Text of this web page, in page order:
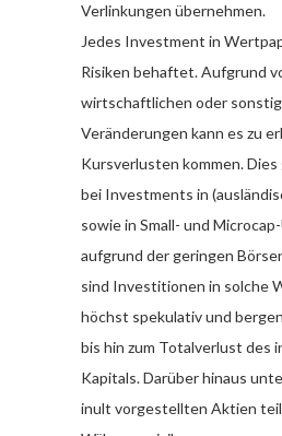
Verlinkungen übernehmen.
Jedes Investment in
Risiken behaftet. Aufgrund
wirtschaftlichen oder
Veränderungen kann es zu
Kursverlusten kommen.
bei Investments in
sowie in Small- und
aufgrund der geringen
sind Investitionen in solche
höchst spekulativ und
bis hin zum Totalverlust des
Kapitals. Darüber hinaus
inult vorgestellten Aktien